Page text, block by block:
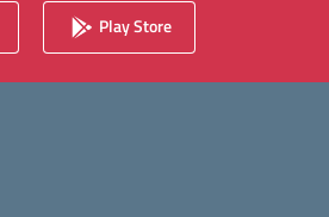
Play Store